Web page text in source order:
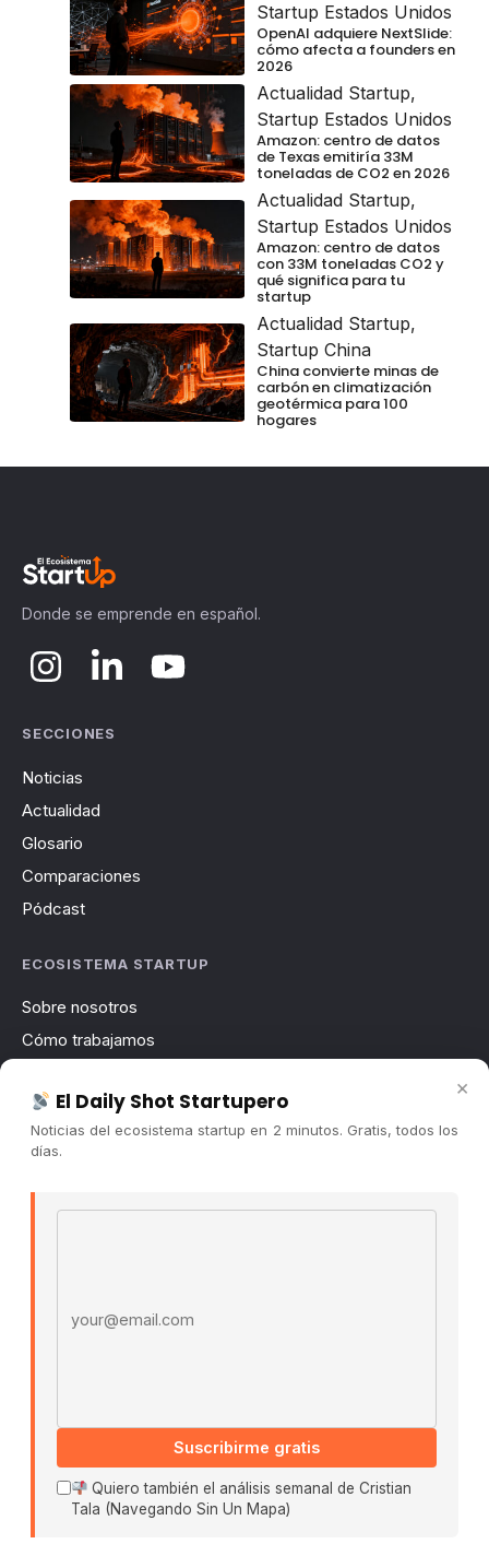
Startup Estados Unidos
OpenAI adquiere NextSlide:
cómo afecta a founders en
2026
Actualidad Startup,
Startup Estados Unidos
Amazon: centro de datos
de Texas emitiría 33M
toneladas de CO2 en 2026
Actualidad Startup,
Startup Estados Unidos
Amazon: centro de datos
con 33M toneladas CO2 y
qué significa para tu
startup
Actualidad Startup,
Startup China
China convierte minas de
carbón en climatización
geotérmica para 100
hogares
Donde se emprende en español.
SECCIONES
Noticias
Actualidad
Glosario
Comparaciones
Pódcast
ECOSISTEMA STARTUP
Sobre nosotros
Cómo trabajamos
Contacto
Publicidad
Es La Hora de Aprender ↗
Políticas De Privacidad · Términos De Uso
×
El Daily Shot Startupero
Noticias del ecosistema startup en 2 minutos. Gratis, todos los
días.
Suscribirme gratis
Quiero también el análisis semanal de Cristian
Tala (Navegando Sin Un Mapa)